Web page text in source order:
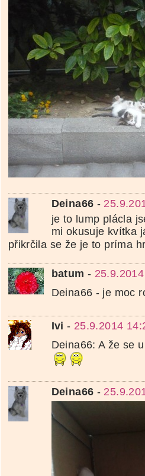
Deina66 -
je to lump plácla
mi okusuje kvítka
přikrčila se že je to príma
batum -
Deina66 - je moc
Ivi - 25.9.2014
Deina66: A že se
Deina66 -